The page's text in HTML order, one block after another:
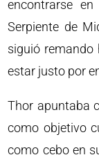
encontrarse
Serpiente de
siguió remando
estar justo por
Thor apuntaba
como objetivo
como cebo en